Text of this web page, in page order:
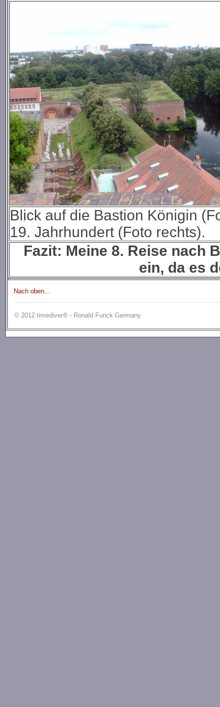
Blick auf die Bastion Königin
19. Jahrhundert (Foto rechts).
Fazit: Meine 8. Reise nach
ein, da es
Nach oben...
© 2012 timediver® - Ronald Funck Germany